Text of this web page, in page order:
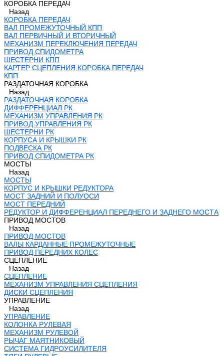
КОРОБКА ПЕРЕДАЧ
Назад
КОРОБКА ПЕРЕДАЧ
ВАЛ ПРОМЕЖУТОЧНЫЙ КПП
ВАЛ ПЕРВИЧНЫЙ И ВТОРИЧНЫЙ
МЕХАНИЗМ ПЕРЕКЛЮЧЕНИЯ ПЕРЕДАЧ
ПРИВОД СПИДОМЕТРА
ШЕСТЕРНИ КПП
КАРТЕР СЦЕПЛЕНИЯ,КОРОБКА ПЕРЕДАЧ
КПП
РАЗДАТОЧНАЯ КОРОБКА
Назад
РАЗДАТОЧНАЯ КОРОБКА
ДИФФЕРЕНЦИАЛ РК
МЕХАНИЗМ УПРАВЛЕНИЯ РК
ПРИВОД УПРАВЛЕНИЯ РК
ШЕСТЕРНИ РК
КОРПУСА И КРЫШКИ РК
ПОДВЕСКА РК
ПРИВОД СПИДОМЕТРА РК
МОСТЫ
Назад
МОСТЫ
КОРПУС И КРЫШКИ РЕДУКТОРА
МОСТ ЗАДНИЙ И ПОЛУОСИ
МОСТ ПЕРЕДНИЙ
РЕДУКТОР И ДИФФЕРЕНЦИАЛ ПЕРЕДНЕГО И ЗАДНЕГО МОСТА
ПРИВОД МОСТОВ
Назад
ПРИВОД МОСТОВ
ВАЛЫ КАРДАННЫЕ ПРОМЕЖУТОЧНЫЕ
ПРИВОД ПЕРЕДНИХ КОЛЕС
СЦЕПЛЕНИЕ
Назад
СЦЕПЛЕНИЕ
МЕХАНИЗМ УПРАВЛЕНИЯ СЦЕПЛЕНИЯ
ДИСКИ СЦЕПЛЕНИЯ
УПРАВЛЕНИЕ
Назад
УПРАВЛЕНИЕ
КОЛОНКА РУЛЕВАЯ
МЕХАНИЗМ РУЛЕВОЙ
РЫЧАГ МАЯТНИКОВЫЙ
СИСТЕМА ГИДРОУСИЛИТЕЛЯ